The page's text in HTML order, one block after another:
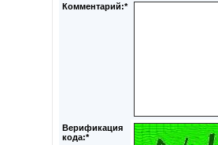
Комментарий:*
Верификация
кода:*